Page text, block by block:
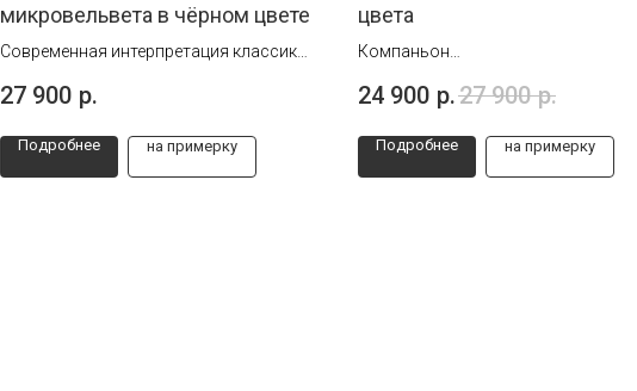
микровельвета в чёрном цвете
Современная интерпретация классики
строгости.
27 900 р.
Подробнее на примерку
цвета
Компаньон
рисунка на брюках и жилете, за счёт
24 900 р.27 900 р.
Подробнее на примерку